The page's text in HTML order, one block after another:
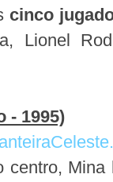
cinco
Lionel
- 1995)
centro,